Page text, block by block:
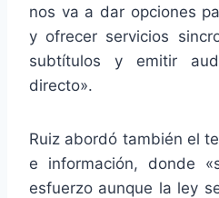
nos va a dar opciones
y ofrecer servicios
subtítulos y emitir
directo».
Ruiz abordó también el
e información, donde
esfuerzo aunque la ley